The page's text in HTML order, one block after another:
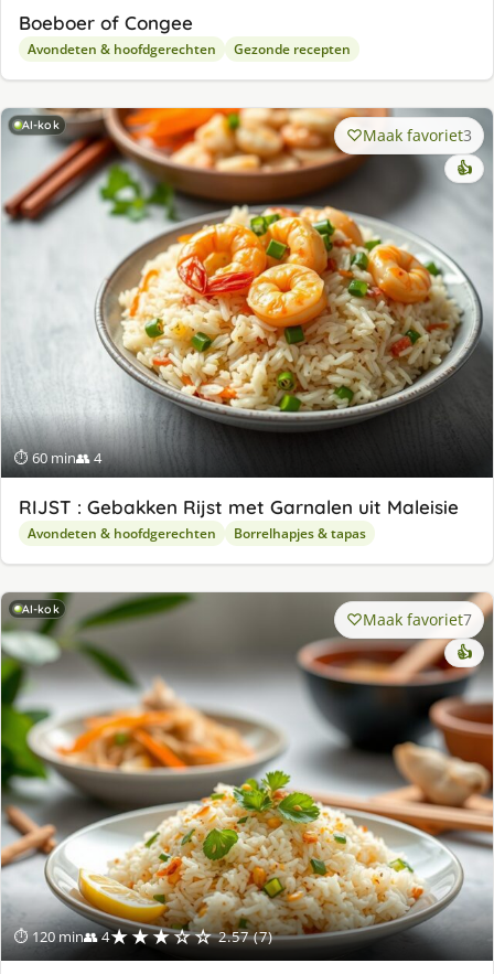
Boeboer of Congee
Avondeten & hoofdgerechten Gezonde recepten
AI-kok
⏱ 60 min👥 4
Maak favoriet3
👍
RIJST : Gebakken Rijst met Garnalen uit Maleisie
Avondeten & hoofdgerechten Borrelhapjes & tapas
AI-kok
⏱ 120 min👥 4★★★☆☆ 2.57 (7)
Maak favoriet7
👍